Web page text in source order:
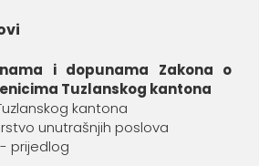
i dopunama Zakona o
Tuzlanskog kantona
kantona
unutrašnjih poslova
prijedlog